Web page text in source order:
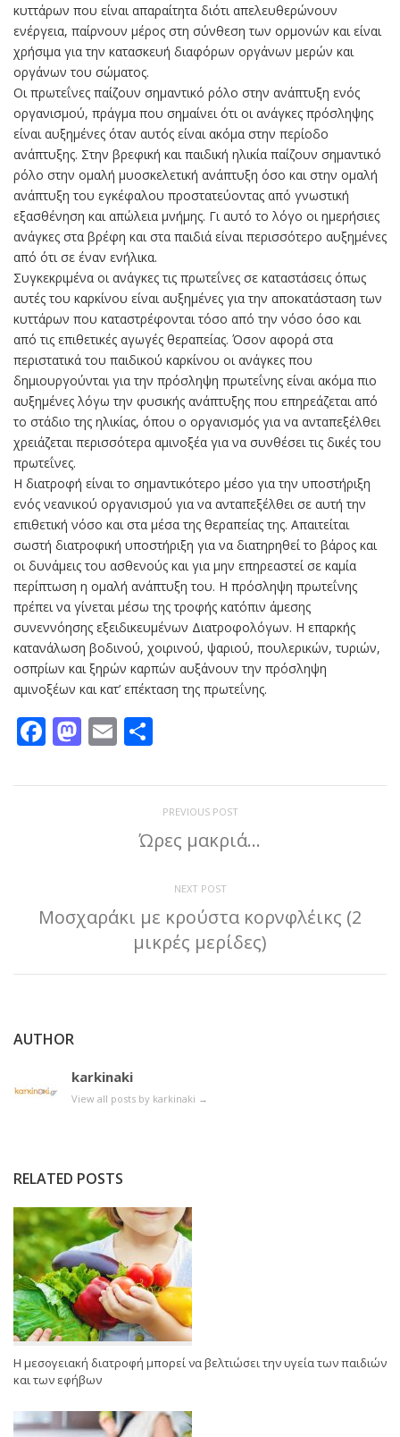
κυττάρων που είναι απαραίτητα διότι απελευθερώνουν
ενέργεια, παίρνουν μέρος στη σύνθεση των ορμονών και είναι
χρήσιμα για την κατασκευή διαφόρων οργάνων μερών και
οργάνων του σώματος.
Οι πρωτεΐνες παίζουν σημαντικό ρόλο στην ανάπτυξη ενός
οργανισμού, πράγμα που σημαίνει ότι οι ανάγκες πρόσληψης
είναι αυξημένες όταν αυτός είναι ακόμα στην περίοδο
ανάπτυξης. Στην βρεφική και παιδική ηλικία παίζουν σημαντικό
ρόλο στην ομαλή μυοσκελετική ανάπτυξη όσο και στην ομαλή
ανάπτυξη του εγκέφαλου προστατεύοντας από γνωστική
εξασθένηση και απώλεια μνήμης. Γι αυτό το λόγο οι ημερήσιες
ανάγκες στα βρέφη και στα παιδιά είναι περισσότερο αυξημένες
από ότι σε έναν ενήλικα.
Συγκεκριμένα οι ανάγκες τις πρωτεΐνες σε καταστάσεις όπως
αυτές του καρκίνου είναι αυξημένες για την αποκατάσταση των
κυττάρων που καταστρέφονται τόσο από την νόσο όσο και
από τις επιθετικές αγωγές θεραπείας. Όσον αφορά στα
περιστατικά του παιδικού καρκίνου οι ανάγκες που
δημιουργούνται για την πρόσληψη πρωτεΐνης είναι ακόμα πιο
αυξημένες λόγω την φυσικής ανάπτυξης που επηρεάζεται από
το στάδιο της ηλικίας, όπου ο οργανισμός για να ανταπεξέλθει
χρειάζεται περισσότερα αμινοξέα για να συνθέσει τις δικές του
πρωτεΐνες.
Η διατροφή είναι το σημαντικότερο μέσο για την υποστήριξη
ενός νεανικού οργανισμού για να ανταπεξέλθει σε αυτή την
επιθετική νόσο και στα μέσα της θεραπείας της. Απαιτείται
σωστή διατροφική υποστήριξη για να διατηρηθεί το βάρος και
οι δυνάμεις του ασθενούς και για μην επηρεαστεί σε καμία
περίπτωση η ομαλή ανάπτυξη του. Η πρόσληψη πρωτεΐνης
πρέπει να γίνεται μέσω της τροφής κατόπιν άμεσης
συνεννόησης εξειδικευμένων Διατροφολόγων. Η επαρκής
κατανάλωση βοδινού, χοιρινού, ψαριού, πουλερικών, τυριών,
οσπρίων και ξηρών καρπών αυξάνουν την πρόσληψη
αμινοξέων και κατ’ επέκταση της πρωτεΐνης.
Facebook
Mastodon
Email
PREVIOUS POST
Ώρες μακριά…
NEXT POST
Μοσχαράκι με κρούστα κορνφλέικς (2
μικρές μερίδες)
AUTHOR
karkinaki
View all posts by karkinaki →
RELATED POSTS
Η μεσογειακή διατροφή μπορεί να βελτιώσει την υγεία των παιδιών
και των εφήβων